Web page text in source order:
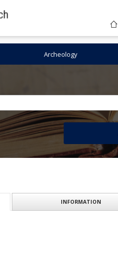
Archeology
INFORMATION